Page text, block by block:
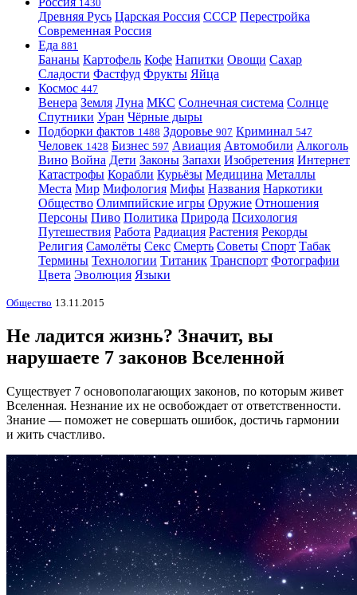
1430
Древняя Русь Царская Россия СССР Перестройка
Современная Россия
Еда 881
Бананы Картофель Кофе Напитки Овощи Сахар
Сладости Фастфуд Фрукты Яйца
Космос 447
Венера Земля Луна МКС Солнечная система Солнце
Спутники Уран Чёрные дыры
Подборки фактов 1488 Здоровье 907 Криминал 547
Человек 1428 Бизнес 597 Авиация Автомобили Алкоголь
Вино Война Дети Законы Запахи Изобретения Интернет
Катастрофы Корабли Курьёзы Медицина Металлы
Места Мир Мифология Мифы Названия Наркотики
Общество Олимпийские игры Оружие Отношения
Персоны Пиво Политика Природа Психология
Путешествия Работа Радиация Растения Рекорды
Религия Самолёты Секс Смерть Советы Спорт Табак
Термины Технологии Титаник Транспорт Фотографии
Цвета Эволюция Языки
Общество 13.11.2015
Не ладится жизнь? Значит, вы
нарушаете 7 законов Вселенной
Существует 7 основополагающих законов, по которым живет
Вселенная. Незнание их не освобождает от ответственности.
Знание — поможет не совершать ошибок, достичь гармонии
и жить счастливо.